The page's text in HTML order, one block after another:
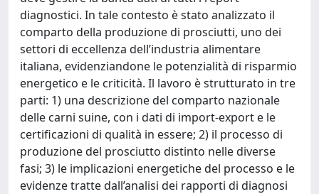
diagnostici. In tale contesto è stato analizzato il
comparto della produzione di prosciutti, uno dei
settori di eccellenza dell’industria alimentare
italiana, evidenziandone le potenzialità di risparmio
energetico e le criticità. Il lavoro è strutturato in tre
parti: 1) una descrizione del comparto nazionale
delle carni suine, con i dati di import-export e le
certificazioni di qualità in essere; 2) il processo di
produzione del prosciutto distinto nelle diverse
fasi; 3) le implicazioni energetiche del processo e le
evidenze tratte dall’analisi dei rapporti di diagnosi